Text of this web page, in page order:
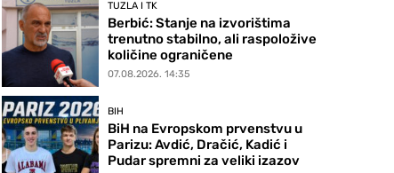
TUZLA I TK
Berbić: Stanje na izvorištima
trenutno stabilno, ali raspoložive
količine ograničene
07.08.2026. 14:35
BIH
BiH na Evropskom prvenstvu u
Parizu: Avdić, Dračić, Kadić i
Pudar spremni za veliki izazov